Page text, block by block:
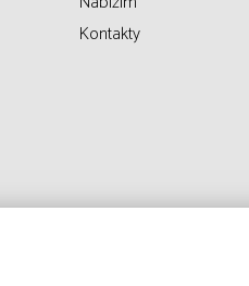
Kontakty